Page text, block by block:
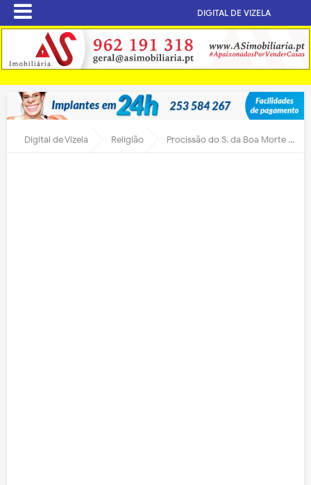
DIGITAL DE VIZELA
Digital de Vizela Religião Procissão do S. da Boa Morte com muitos fiéis